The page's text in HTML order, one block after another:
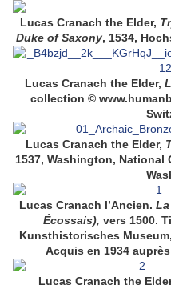
Lucas Cranach the Elder,
Duke of Saxony, 1534,
Lucas Cranach the Elder,
collection ©
Lucas Cranach the Elder,
1537, Washington, National
Lucas Cranach l’Ancien.
Écossais), vers 1500.
Kunsthistorisches
Acquis en 1934
Lucas Cranach the